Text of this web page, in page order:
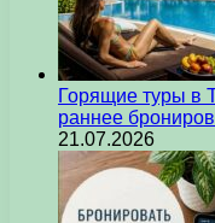
Горящие туры в
раннее
21.07.2026